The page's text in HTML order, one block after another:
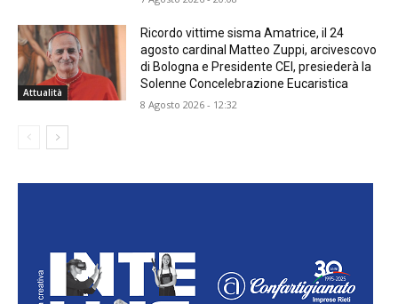
Attualità
Ricordo vittime sisma Amatrice, il 24
agosto cardinal Matteo Zuppi, arcivescovo
di Bologna e Presidente CEI, presiederà la
Solenne Concelebrazione Eucaristica
8 Agosto 2026 - 12:32